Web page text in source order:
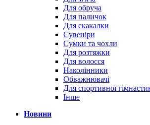
Для обруча
Для паличок
Для скакалки
Сувеніри
Сумки та чохли
Для розтяжки
Для волосся
Наколінники
Обважнювачі
Для спортивної
Інше
Новини